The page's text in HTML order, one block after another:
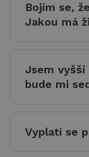
Bojím se,
Jakou má
Jsem vyšší
bude mi
Vyplatí se